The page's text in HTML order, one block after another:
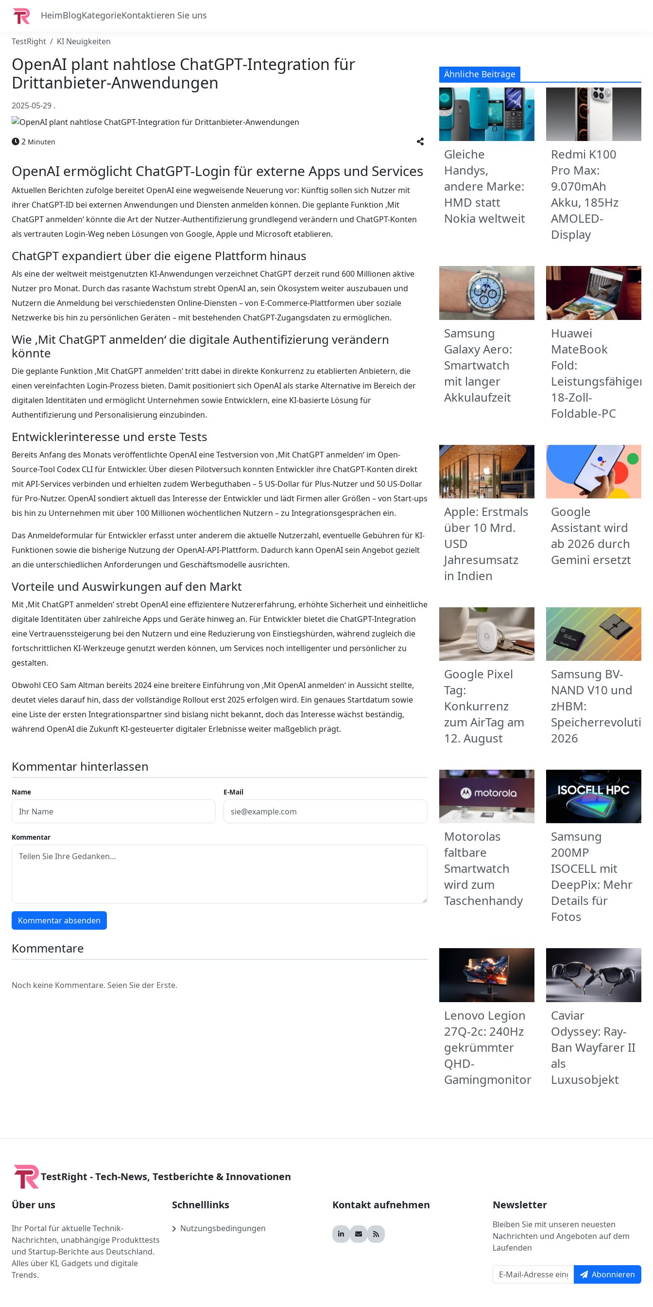
HeimBlogKategorieKontaktieren Sie uns
TestRight KI Neuigkeiten
OpenAI plant nahtlose ChatGPT-Integration für
Drittanbieter-Anwendungen
2025-05-29 .
2 Minuten
OpenAI ermöglicht ChatGPT-Login für externe Apps und Services
Aktuellen Berichten zufolge bereitet OpenAI eine wegweisende Neuerung vor: Künftig sollen sich Nutzer mit
ihrer ChatGPT-ID bei externen Anwendungen und Diensten anmelden können. Die geplante Funktion ‚Mit
ChatGPT anmelden‘ könnte die Art der Nutzer-Authentifizierung grundlegend verändern und ChatGPT-Konten
als vertrauten Login-Weg neben Lösungen von Google, Apple und Microsoft etablieren.
ChatGPT expandiert über die eigene Plattform hinaus
Als eine der weltweit meistgenutzten KI-Anwendungen verzeichnet ChatGPT derzeit rund 600 Millionen aktive
Nutzer pro Monat. Durch das rasante Wachstum strebt OpenAI an, sein Ökosystem weiter auszubauen und
Nutzern die Anmeldung bei verschiedensten Online-Diensten – von E-Commerce-Plattformen über soziale
Netzwerke bis hin zu persönlichen Geräten – mit bestehenden ChatGPT-Zugangsdaten zu ermöglichen.
Wie ‚Mit ChatGPT anmelden‘ die digitale Authentifizierung verändern
könnte
Die geplante Funktion ‚Mit ChatGPT anmelden‘ tritt dabei in direkte Konkurrenz zu etablierten Anbietern, die
einen vereinfachten Login-Prozess bieten. Damit positioniert sich OpenAI als starke Alternative im Bereich der
digitalen Identitäten und ermöglicht Unternehmen sowie Entwicklern, eine KI-basierte Lösung für
Authentifizierung und Personalisierung einzubinden.
Entwicklerinteresse und erste Tests
Bereits Anfang des Monats veröffentlichte OpenAI eine Testversion von ‚Mit ChatGPT anmelden‘ im Open-
Source-Tool Codex CLI für Entwickler. Über diesen Pilotversuch konnten Entwickler ihre ChatGPT-Konten direkt
mit API-Services verbinden und erhielten zudem Werbeguthaben – 5 US-Dollar für Plus-Nutzer und 50 US-Dollar
für Pro-Nutzer. OpenAI sondiert aktuell das Interesse der Entwickler und lädt Firmen aller Größen – von Start-ups
bis hin zu Unternehmen mit über 100 Millionen wöchentlichen Nutzern – zu Integrationsgesprächen ein.
Das Anmeldeformular für Entwickler erfasst unter anderem die aktuelle Nutzerzahl, eventuelle Gebühren für KI-
Funktionen sowie die bisherige Nutzung der OpenAI-API-Plattform. Dadurch kann OpenAI sein Angebot gezielt
an die unterschiedlichen Anforderungen und Geschäftsmodelle ausrichten.
Vorteile und Auswirkungen auf den Markt
Mit ‚Mit ChatGPT anmelden‘ strebt OpenAI eine effizientere Nutzererfahrung, erhöhte Sicherheit und einheitliche
digitale Identitäten über zahlreiche Apps und Geräte hinweg an. Für Entwickler bietet die ChatGPT-Integration
eine Vertrauenssteigerung bei den Nutzern und eine Reduzierung von Einstiegshürden, während zugleich die
fortschrittlichen KI-Werkzeuge genutzt werden können, um Services noch intelligenter und persönlicher zu
gestalten.
Obwohl CEO Sam Altman bereits 2024 eine breitere Einführung von ‚Mit OpenAI anmelden‘ in Aussicht stellte,
deutet vieles darauf hin, dass der vollständige Rollout erst 2025 erfolgen wird. Ein genaues Startdatum sowie
eine Liste der ersten Integrationspartner sind bislang nicht bekannt, doch das Interesse wächst beständig,
während OpenAI die Zukunft KI-gesteuerter digitaler Erlebnisse weiter maßgeblich prägt.
Kommentar hinterlassen
Name E-Mail
Kommentar
Kommentar absenden
Kommentare
Noch keine Kommentare. Seien Sie der Erste.
Ähnliche Beiträge
Gleiche
Handys,
andere Marke:
HMD statt
Nokia weltweit
Redmi K100
Pro Max:
9.070mAh
Akku, 185Hz
AMOLED-
Display
Samsung
Galaxy Aero:
Smartwatch
mit langer
Akkulaufzeit
Huawei
MateBook
Fold:
Leistungsfähiger
18-Zoll-
Foldable-PC
Apple: Erstmals
über 10 Mrd.
USD
Jahresumsatz
in Indien
Google
Assistant wird
ab 2026 durch
Gemini ersetzt
Google Pixel
Tag:
Konkurrenz
zum AirTag am
12. August
Samsung BV-
NAND V10 und
zHBM:
2026
Motorolas
faltbare
Smartwatch
wird zum
Taschenhandy
Samsung
200MP
ISOCELL mit
DeepPix: Mehr
Details für
Fotos
Lenovo Legion
27Q-2c: 240Hz
gekrümmter
QHD-
Gamingmonitor
Caviar
Odyssey: Ray-
Ban Wayfarer II
als
Luxusobjekt
TestRight - Tech-News, Testberichte & Innovationen
Über uns
Ihr Portal für aktuelle Technik-
Nachrichten, unabhängige Produkttests
und Startup-Berichte aus Deutschland.
Alles über KI, Gadgets und digitale
Trends.
Schnelllinks
Nutzungsbedingungen
Kontakt aufnehmen Newsletter
Bleiben Sie mit unseren neuesten
Nachrichten und Angeboten auf dem
Laufenden
Abonnieren